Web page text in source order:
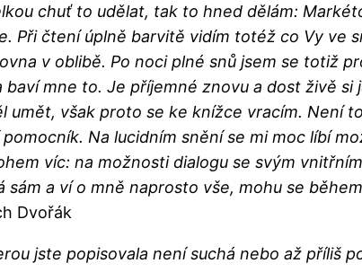
chuť to udělat, tak to hned dělám:
Při čtení úplně barvitě vidím totéž co Vy ve
v oblibě. Po noci plné snů jsem se totiž
mne to. Je příjemné znovu a dost živě
umět, však proto se ke knížce vracím. Není
Na lucidním snění se mi moc líbí
víc: na možnosti dialogu se svým
a ví o mně naprosto vše, mohu se
Dvořák
jste popisovala není suchá nebo až příliš